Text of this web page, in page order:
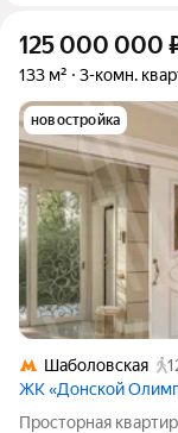
125 000 000
133 м² 3-комн.
новостройка
Шаболовская
ЖК «Донской
Просторная